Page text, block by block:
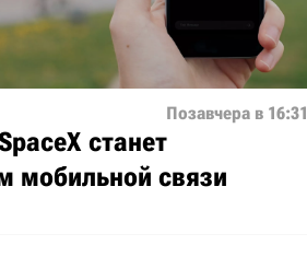
Позавчера в 16:31
станет
мобильной связи